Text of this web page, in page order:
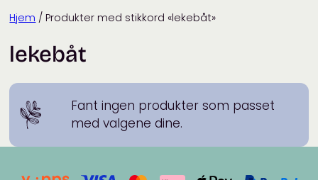
Hjem / Produkter med stikkord «lekebåt»
lekebåt
Fant ingen produkter som passet
med valgene dine.